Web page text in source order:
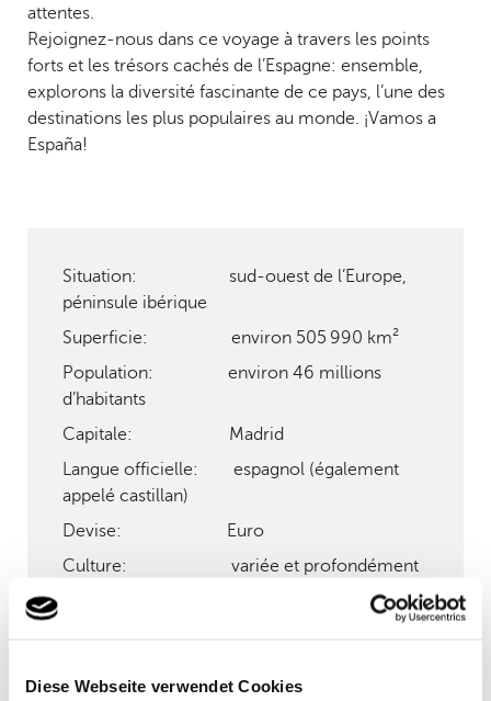
Diese Webseite verwendet Cookies
attentes.
Rejoignez-nous dans ce voyage à travers les points
forts et les trésors cachés de l’Espagne: ensemble,
explorons la diversité fascinante de ce pays, l’une des
destinations les plus populaires au monde. ¡Vamos a
España!
Situation: sud-ouest de l’Europe,
péninsule ibérique
Superficie: environ 505 990 km²
Population: environ 46 millions
d’habitants
Capitale: Madrid
Langue officielle: espagnol (également
appelé castillan)
Devise: Euro
Culture: variée et profondément
influencée par l’histoire, l’art, la musique, la
parlementaire